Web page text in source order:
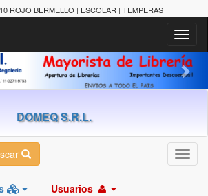
ROJO BERMELLO | ESCOLAR | TEMPERAS
DOMEQ S.R.L.
Usuarios